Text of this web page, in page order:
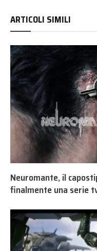
ARTICOLI SIMILI
Neuromante, il
finalmente una serie